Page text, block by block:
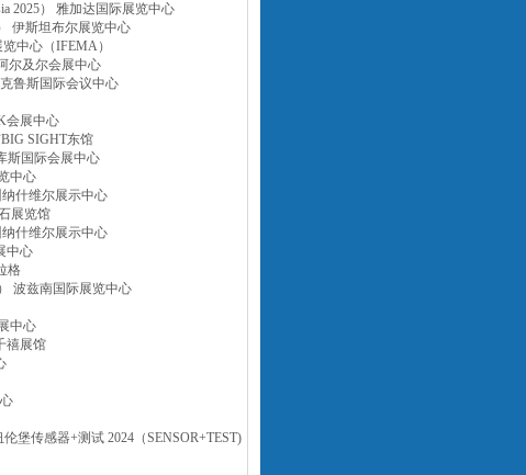
2025） 雅加达国际展览中心
伊斯坦布尔展览中心
中心（IFEMA）
尔及尔会展中心
鲁斯国际会议中心
会展中心
SIGHT东馆
斯国际会展中心
中心
什维尔展示中心
展览馆
什维尔展示中心
中心
格
波兹南国际展览中心
中心
禧展馆
堡传感器+测试 2024（SENSOR+TEST)